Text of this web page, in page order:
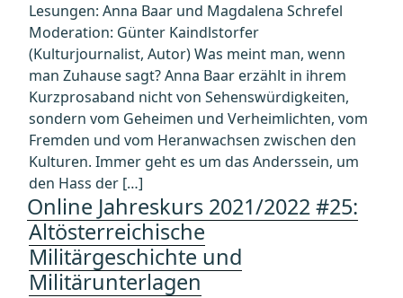
Lesungen: Anna Baar und Magdalena Schrefel
Moderation: Günter Kaindlstorfer
(Kulturjournalist, Autor) Was meint man, wenn
man Zuhause sagt? Anna Baar erzählt in ihrem
Kurzprosaband nicht von Sehenswürdigkeiten,
sondern vom Geheimen und Verheimlichten, vom
Fremden und vom Heranwachsen zwischen den
Kulturen. Immer geht es um das Anderssein, um
den Hass der […]
Online Jahreskurs 2021/2022 #25:
Altösterreichische
Militärgeschichte und
Militärunterlagen